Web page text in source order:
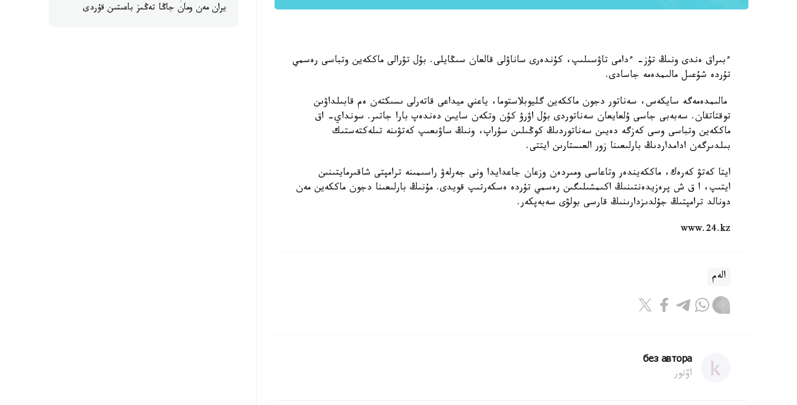
ءبىراق ەندى ونىڭ تۇز- ءدامى تاۋسىلىپ، كۇندەرى ساناۋلى قالعان سىڭايلى. بۇل تۋرالى ماككەين وتباسى رەسمي
تۇردە شۇعىل مالىمدەمە جاسادى.
مالىمدەمەگە سايكەس، سەناتور دجون ماككەين گليوبلاستوما، ياعني ميداعى قاتەرلى ىسىكتەن ەم قابىلداۋىن
توقتاتقان. سەبەبى جاسى ۇلعايعان سەناتوردى بۇل اۋرۋ كۇن وتكەن سايىن دەندەپ بارا جاتىر. سونداي- اق
ماككەين وتباسى وسى كەزگە دەيىن سەناتوردىڭ كوڭىلىن سۇراپ، ونىڭ ساۋىعىپ كەتۋىنە تىلەكتەستىك
بىلدىرگەن ادامداردىڭ بارلىعىنا زور العىستارىن ايتتى.
ايتا كەتۋ كەرەك، ماككەيندەر وتاعاسى ومىردەن وزعان جاعدايدا ونى جەرلەۋ راسىمىنە ترامپتى شاقىرمايتىنىن
ايتىپ، ا ق ش پرەزيدەنتىنىڭ اكىمشىلىگىن رەسمي تۇردە ەسكەرتىپ قويدى. مۇنىڭ بارلىعىنا دجون ماككەين مەن
دونالد ترامپتىڭ جۇلدىزدارىنىڭ قارسى بولۋى سەبەپكەر.
www.24.kz
الەم
без автора
اۆتور
يران مەن ومان جاڭا تەڭىز باعىتىن قۇردى